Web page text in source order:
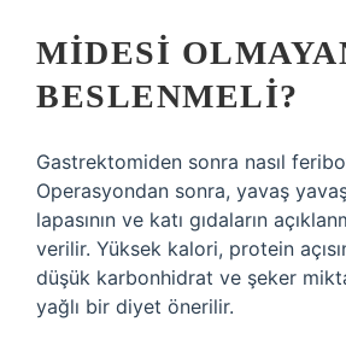
MIDESI
BESLENMELI?
Gastrektomiden sonra nasıl
Operasyondan sonra, yavaş yavaş
lapasının ve katı gıdaların
verilir. Yüksek kalori, protein
düşük karbonhidrat ve şeker
yağlı bir diyet önerilir.